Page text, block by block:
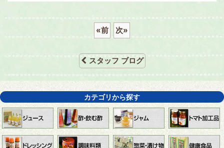
«前 次»
スタッフ ブログ
カテゴリから探す